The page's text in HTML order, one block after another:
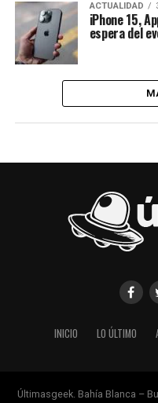
ACTUALIDAD
iPhone 15,
espera del
INICIO LO ÚLTIMO
Últimasgeek. Bahía Blanca –